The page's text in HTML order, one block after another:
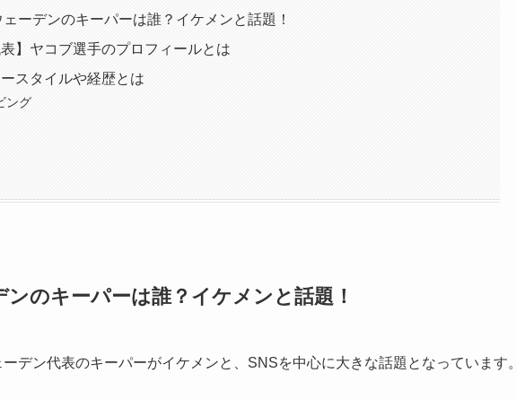
ェーデンのキーパーは誰？イケメンと話題！
表】ヤコブ選手のプロフィールとは
スタイルや経歴とは
ング
ンのキーパーは誰？イケメンと話題！
デン代表のキーパーがイケメンと、SNSを中心に大きな話題となっています。